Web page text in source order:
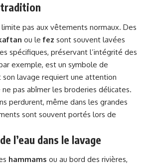
tradition
pas aux vêtements normaux. Des
ou lefez sont souvent lavées
spécifiques, préservant l’intégrité des
exemple, est un symbole de
son lavage requiert une attention
pas abîmer les broderies délicates.
perdurent, même dans les grandes
sont souvent portés lors de
l’eau dans le lavage
hammams ou au bord des rivières,